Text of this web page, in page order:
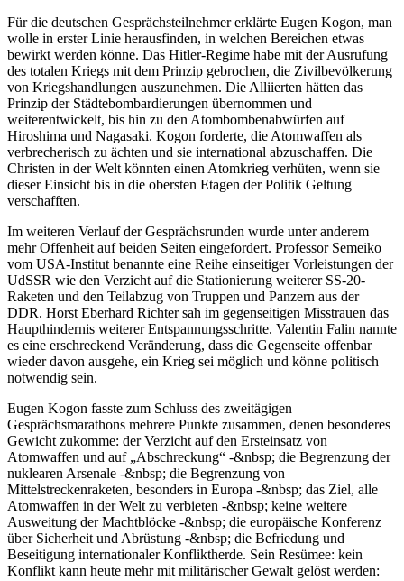
Für die deutschen Gesprächsteilnehmer erklärte Eugen Kogon, man
wolle in erster Linie herausfinden, in welchen Bereichen etwas
bewirkt werden könne. Das Hitler-Regime habe mit der Ausrufung
des totalen Kriegs mit dem Prinzip gebrochen, die Zivilbevölkerung
von Kriegshandlungen auszunehmen. Die Alliierten hätten das
Prinzip der Städtebombardierungen übernommen und
weiterentwickelt, bis hin zu den Atombombenabwürfen auf
Hiroshima und Nagasaki. Kogon forderte, die Atomwaffen als
verbrecherisch zu ächten und sie international abzuschaffen. Die
Christen in der Welt könnten einen Atomkrieg verhüten, wenn sie
dieser Einsicht bis in die obersten Etagen der Politik Geltung
verschafften.
Im weiteren Verlauf der Gesprächsrunden wurde unter anderem
mehr Offenheit auf beiden Seiten eingefordert. Professor Semeiko
vom USA-Institut benannte eine Reihe einseitiger Vorleistungen der
UdSSR wie den Verzicht auf die Stationierung weiterer SS-20-
Raketen und den Teilabzug von Truppen und Panzern aus der
DDR. Horst Eberhard Richter sah im gegenseitigen Misstrauen das
Haupthindernis weiterer Entspannungsschritte. Valentin Falin nannte
es eine erschreckend Veränderung, dass die Gegenseite offenbar
wieder davon ausgehe, ein Krieg sei möglich und könne politisch
notwendig sein.
Eugen Kogon fasste zum Schluss des zweitägigen
Gesprächsmarathons mehrere Punkte zusammen, denen besonderes
Gewicht zukomme: der Verzicht auf den Ersteinsatz von
Atomwaffen und auf „Abschreckung“ -&nbsp; die Begrenzung der
nuklearen Arsenale -&nbsp; die Begrenzung von
Mittelstreckenraketen, besonders in Europa -&nbsp; das Ziel, alle
Atomwaffen in der Welt zu verbieten -&nbsp; keine weitere
Ausweitung der Machtblöcke -&nbsp; die europäische Konferenz
über Sicherheit und Abrüstung -&nbsp; die Befriedung und
Beseitigung internationaler Konfliktherde. Sein Resümee: kein
Konflikt kann heute mehr mit militärischer Gewalt gelöst werden: